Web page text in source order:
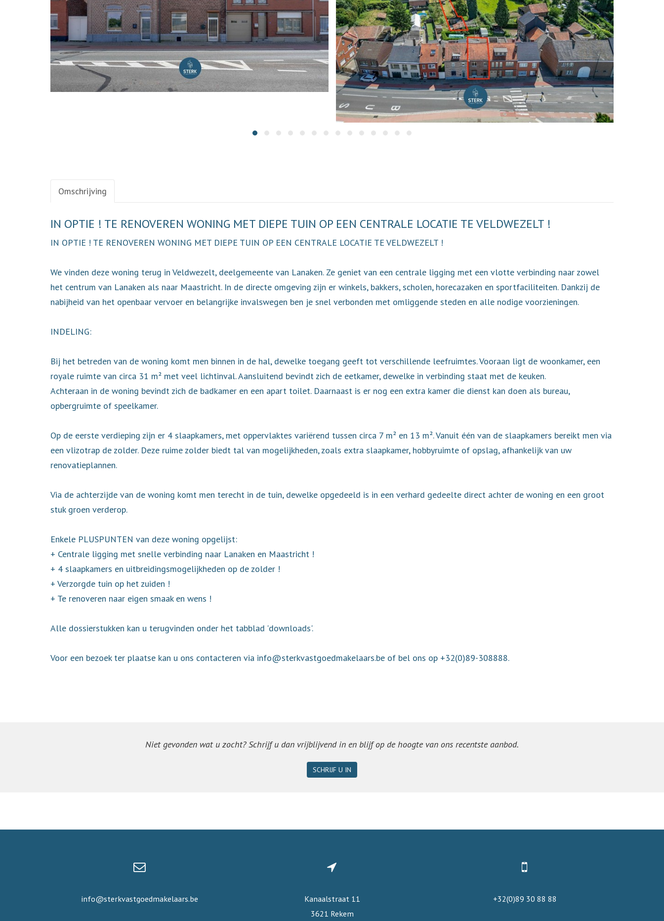
Omschrijving
Omschrijving
IN OPTIE ! TE RENOVEREN WONING MET DIEPE TUIN OP EEN CENTRALE LOCATIE TE VELDWEZELT !
IN OPTIE ! TE RENOVEREN WONING MET DIEPE TUIN OP EEN CENTRALE LOCATIE TE VELDWEZELT !
We vinden deze woning terug in Veldwezelt, deelgemeente van Lanaken. Ze geniet van een centrale ligging met een vlotte verbinding naar zowel
het centrum van Lanaken als naar Maastricht. In de directe omgeving zijn er winkels, bakkers, scholen, horecazaken en sportfaciliteiten. Dankzij de
nabijheid van het openbaar vervoer en belangrijke invalswegen ben je snel verbonden met omliggende steden en alle nodige voorzieningen.
INDELING:
Bij het betreden van de woning komt men binnen in de hal, dewelke toegang geeft tot verschillende leefruimtes. Vooraan ligt de woonkamer, een
royale ruimte van circa 31 m² met veel lichtinval. Aansluitend bevindt zich de eetkamer, dewelke in verbinding staat met de keuken.
Achteraan in de woning bevindt zich de badkamer en een apart toilet. Daarnaast is er nog een extra kamer die dienst kan doen als bureau,
opbergruimte of speelkamer.
Op de eerste verdieping zijn er 4 slaapkamers, met oppervlaktes variërend tussen circa 7 m² en 13 m². Vanuit één van de slaapkamers bereikt men via
een vlizotrap de zolder. Deze ruime zolder biedt tal van mogelijkheden, zoals extra slaapkamer, hobbyruimte of opslag, afhankelijk van uw
renovatieplannen.
Via de achterzijde van de woning komt men terecht in de tuin, dewelke opgedeeld is in een verhard gedeelte direct achter de woning en een groot
stuk groen verderop.
Enkele PLUSPUNTEN van deze woning opgelijst:
+ Centrale ligging met snelle verbinding naar Lanaken en Maastricht !
+ 4 slaapkamers en uitbreidingsmogelijkheden op de zolder !
+ Verzorgde tuin op het zuiden !
+ Te renoveren naar eigen smaak en wens !
Alle dossierstukken kan u terugvinden onder het tabblad 'downloads'.
Voor een bezoek ter plaatse kan u ons contacteren via info@sterkvastgoedmakelaars.be of bel ons op +32(0)89-308888.
Niet gevonden wat u zocht? Schrijf u dan vrijblijvend in en blijf op de hoogte van ons recentste aanbod.
SCHRIJF U IN
info@sterkvastgoedmakelaars.be
Kanaalstraat 11
3621 Rekem
+32(0)89 30 88 88